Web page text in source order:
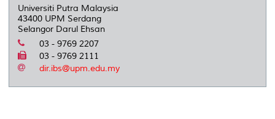
Universiti Putra Malaysia
43400 UPM Serdang
Selangor Darul Ehsan
03 - 9769 2207
03 - 9769 2111
dir.ibs@upm.edu.my